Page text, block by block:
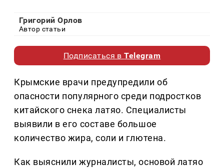
Григорий Орлов
Автор статьи
Подписаться вTelegram
Крымские врачи предупредили об
опасности популярного среди подростков
китайского снека латяо. Специалисты
выявили в его составе большое
количество жира, соли и глютена.
Как выяснили журналисты, основой латяо